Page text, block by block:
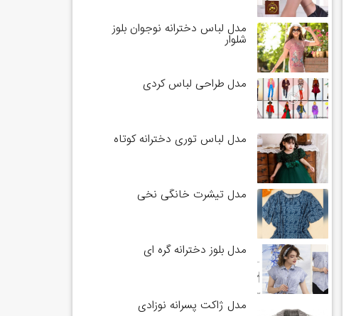
مدل لباس دخترانه نوجوان بلوز
شلوار
مدل طراحی لباس کردی
مدل لباس توری دخترانه کوتاه
مدل تیشرت خانگی نخی
مدل بلوز دخترانه گره ای
مدل ژاکت پسرانه نوزادی